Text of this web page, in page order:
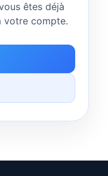
êtes déjà
votre compte.